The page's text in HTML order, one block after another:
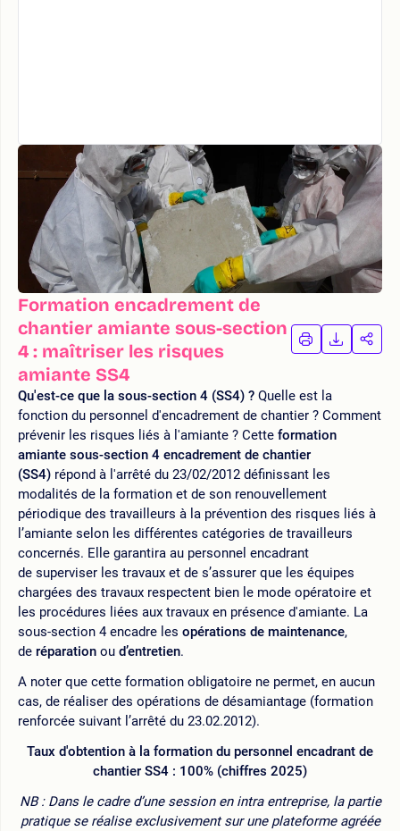
Formation encadrement de
chantier amiante sous-section
4 : maîtriser les risques
amiante SS4
IMPRIMER
LA
LA
Qu'est-ce que la sous-section 4 (SS4) ? Quelle est la
fonction du personnel d'encadrement de chantier ? Comment
prévenir les risques liés à l'amiante ? Cette formation
amiante sous-section 4 encadrement de chantier
(SS4) répond à l'arrêté du 23/02/2012 définissant les
modalités de la formation et de son renouvellement
périodique des travailleurs à la prévention des risques liés à
l’amiante selon les différentes catégories de travailleurs
concernés. Elle garantira au personnel encadrant
de superviser les travaux et de s’assurer que les équipes
chargées des travaux respectent bien le mode opératoire et
les procédures liées aux travaux en présence d'amiante. La
sous-section 4 encadre les opérations de maintenance,
de réparation ou d’entretien.
A noter que cette formation obligatoire ne permet, en aucun
cas, de réaliser des opérations de désamiantage (formation
renforcée suivant l’arrêté du 23.02.2012).
Taux d'obtention à la formation du personnel encadrant de
chantier SS4 : 100% (chiffres 2025)
NB : Dans le cadre d’une session en intra entreprise, la partie
pratique se réalise exclusivement sur une plateforme agréée